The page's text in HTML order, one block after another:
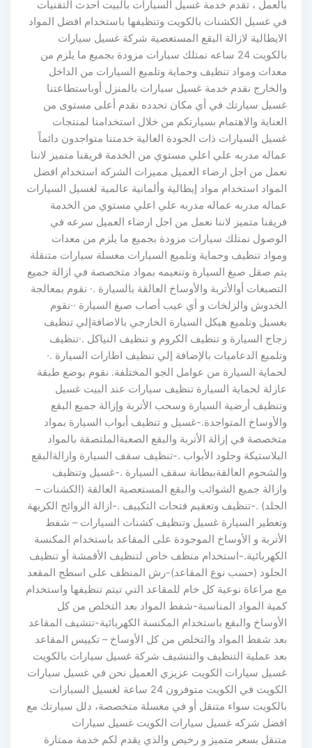
بالعمل ، تقدم خدمة غسيل السيارات بالبيت احدث التقنيات
في غسيل الكشنات بالكويت وتنظيفها باستخدام افضل المواد
الايطالية لازالة البقع المستعصية شركة غسيل سيارات
بالكويت 24 ساعه نمتلك سيارات مزودة بجميع ما يلزم من
معدات ومواد تنظيف وحماية وتلميع السيارات من الداخل
والخارج نقدم خدمة غسيل سيارات بالمنزل أوباستطاعتنا
غسيل سيارتك في أي مكان تحدده نقدم أعلى مستوى من
العناية والاهتمام بسيارتكم من خلال استخدامنا لمنتجات
غسيل السيارات ذات الجودة العالية خدمتنا متواجدون دائماً
عماله مدربه علي اعلي مستوي من الخدمة فريقنا متميز لاننا
نعمل من اجل ارضاء العميل مميزات الشركه استخدام افضل
المواد استخدام مواد إيطالية وألمانية عالمية لغسيل السيارات
عماله مدربه عماله مدربه علي اعلي مستوي من الخدمة
فريقنا متميز لاننا نعمل من اجل ارضاء العميل سرعه في
الوصول نمتلك سيارات مزودة بجميع ما يلزم من معدات
ومواد تنظيف وحماية وتلميع السيارات مغسلة سيارات متنقلة
يتم صقل صبغ السيارة وتنعيمه بمواد متخصصة في ازالة جميع
التصبغات أوالأتربة والأوساخ العالقة بالسيارة .· نقوم بمعالجة
الخدوش والزلخات و أي عيب أصاب صبغ السيارة ··نقوم
بغسيل وتلميع هيكل السيارة الخارجي بالاضافةإلي تنظيف
زجاج السيارة و تنظيف الكروم و تنظيف النياكل .·تنظيف
وتلميع الدعاميات بالإضافة إلي تنظيف اطارات السيارة .·
لحماية السيارة من عوامل الجو المختلفة. نقوم بوضع طبقة
عازلة لحماية السيارة تنظيف سيارات عند البيت غسيل
وتنظيف أرضية السيارة وسحب الأتربة وإزالة جميع البقع
والأوساخ المتواجدة.-غسيل و تنظيف أبواب السيارة بمواد
متخصصة في إزالة الأتربة والبقع الصعبةالملتصقة بالمواد
البلاستيكة وجلود الأبواب .-تنظيف سقف السيارة وازالةالبقع
والشحوم العالقةببطانة سقف السيارة .-غسيل وتنظيف
وازالة جميع الشوائب والبقع المستعصية العالقة (الكشنات –
الجلد) .-تنظيف وتعقيم فتحات التكييف .-ازالة الروائح الكريهة
وتعطير السيارة غسيل وتنظيف كشنات السيارات – شفط
الأتربة و الأوساخ الموجودة على المقاعد باستخدام المكنسة
الكهربائية.-استخدام منظف خاص لتنظيف الأقمشة أو تنظيف
الجلود (حسب نوع المقاعد)-رش المنظف على اسطح المقعد
مع مراعاة نوعية كل خام للمقاعد التي تيتم تنظيفها واستخدام
كمية المواد المناسبة-شفط المواد بعد التخلص من كل
الأوساخ والبقع باستخدام المكنسة الكهربائية-تنشيف المقاعد
بعد شفط المواد والتخلص من كل الأوساخ – تكييس المقاعد
بعد عملية التنظيف والتنشيف شركة غسيل سيارات بالكويت
غسيل سيارات الكويت عزيزي العميل نحن في غسيل سيارات
الكويت في الكويت متوفرون 24 ساعة لغسيل السيارات
بالكويت سواء متنقل أو في مغسلة متخصصة، دلل سيارتك مع
افضل شركه غسيل سيارات الكويت غسيل سيارات
متنقل بسعر متميز و رخيص والذي يقدم لكم خدمة ممتازة